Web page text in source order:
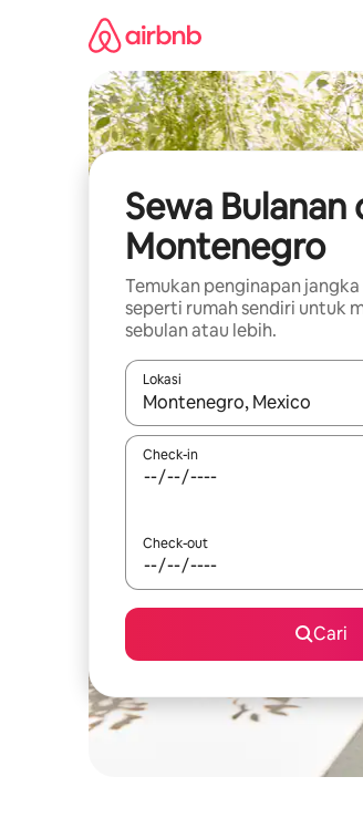
Sewa Bulanan
Montenegro
Temukan penginapan
seperti rumah sendiri untuk
sebulan atau lebih.
Lokasi
Jika hasil yang dicari
Check-in
Check-out
Cari